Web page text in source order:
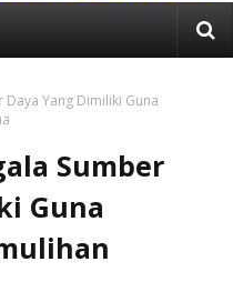
Daya Yang Dimiliki Guna
Sumber
Guna